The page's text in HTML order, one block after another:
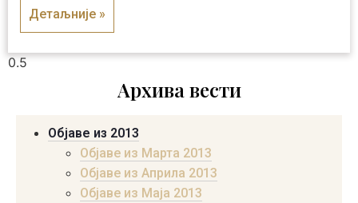
Детаљније »
Архива вести
Објаве из 2013
Објаве из Марта 2013
Објаве из Априла 2013
Објаве из Маја 2013